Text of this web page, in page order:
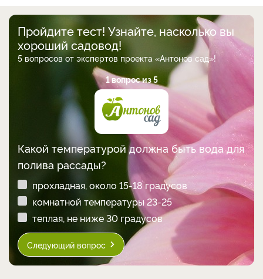
Пройдите тест! Узнайте, насколько вы
хороший садовод!
5 вопросов от экспертов проекта «Антонов сад»!
1 вопрос из 5
Какой температурой должна быть вода для
полива рассады?
прохладная, около 15-18 градусов
комнатной температуры 23-25
теплая, не ниже 30 градусов
Следующий вопрос